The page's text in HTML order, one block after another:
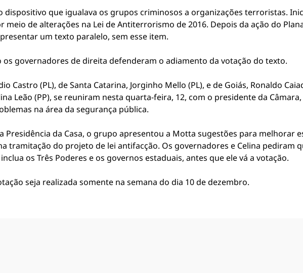
dispositivo que igualava os grupos criminosos a organizações terroristas.
de alterações na Lei de Antiterrorismo de 2016. Depois da ação do
um texto paralelo, sem esse item.
governadores de direita defenderam o adiamento da votação do texto.
Castro (PL), de Santa Catarina, Jorginho Mello (PL), e de Goiás, Ronaldo
Leão (PP), se reuniram nesta quarta-feira, 12, com o presidente da
na área da segurança pública.
da Casa, o grupo apresentou a Motta sugestões para melhorar
tramitação do projeto de lei antifacção. Os governadores e Celina pediram
os Três Poderes e os governos estaduais, antes que ele vá a votação.
seja realizada somente na semana do dia 10 de dezembro.